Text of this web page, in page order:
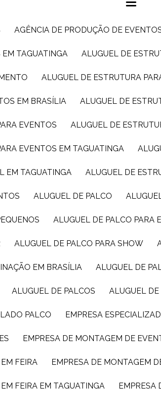
AGÊNCIA DE PRODUÇÃO DE
EM TAGUATINGA ALUGUEL DE
ALUGUEL DE ESTRUTURA
EM BRASÍLIA ALUGUEL DE
EVENTOS ALUGUEL DE
EVENTOS EM TAGUATINGA
EM TAGUATINGA ALUGUEL DE
ALUGUEL DE PALCO
ALUGUEL DE PALCO PARA
ALUGUEL DE PALCO PARA SHOW
EM BRASÍLIA ALUGUEL DE
ALUGUEL DE PALCOS ALUGUEL
PALCO EMPRESA
EMPRESA DE MONTAGEM DE
FEIRA EMPRESA DE MONTAGEM
FEIRA EM TAGUATINGA